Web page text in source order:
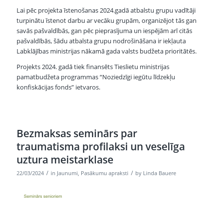
Lai pēc projekta īstenošanas 2024.gadā atbalstu grupu vadītāji
turpinātu īstenot darbu ar vecāku grupām, organizējot tās gan
savās pašvaldībās, gan pēc pieprasījuma un iespējām arī citās
pašvaldībās, šādu atbalsta grupu nodrošināšana ir iekļauta
Labklājības ministrijas nākamā gada valsts budžeta prioritātēs.
Projekts 2024. gadā tiek finansēts Tieslietu ministrijas
pamatbudžeta programmas “Noziedzīgi iegūtu līdzekļu
konfiskācijas fonds” ietvaros.
Bezmaksas seminārs par
traumatisma profilaksi un veselīga
uztura meistarklase
22/03/2024 / in Jaunumi, Pasākumu apraksti / by Linda Bauere